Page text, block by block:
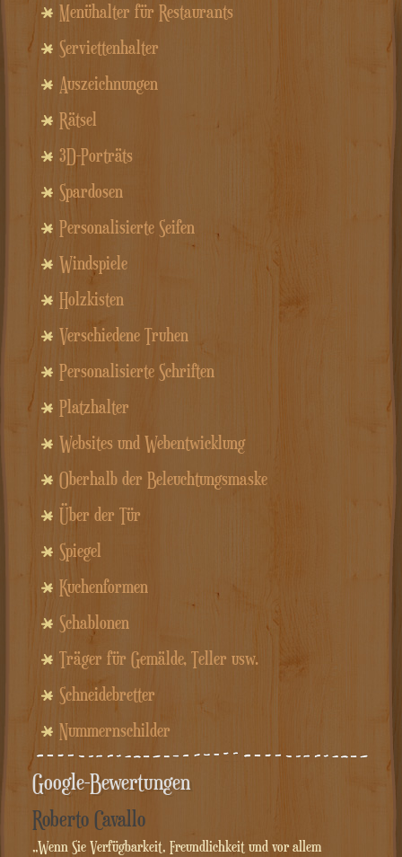
Menühalter für Restaurants
Serviettenhalter
Auszeichnungen
Rätsel
3D-Porträts
Spardosen
Personalisierte Seifen
Windspiele
Holzkisten
Verschiedene Truhen
Personalisierte Schriften
Platzhalter
Websites und Webentwicklung
Oberhalb der Beleuchtungsmaske
Über der Tür
Spiegel
Kuchenformen
Schablonen
Träger für Gemälde, Teller usw.
Schneidebretter
Nummernschilder
Google-Bewertungen
Roberto Cavallo
„Wenn Sie Verfügbarkeit, Freundlichkeit und vor allem